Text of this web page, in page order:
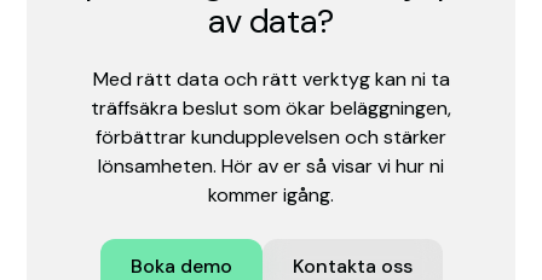
av data?
Med rätt data och rätt verktyg kan ni ta
träffsäkra beslut som ökar beläggningen,
förbättrar kundupplevelsen och stärker
lönsamheten. Hör av er så visar vi hur ni
kommer igång.
Boka demo Kontakta oss